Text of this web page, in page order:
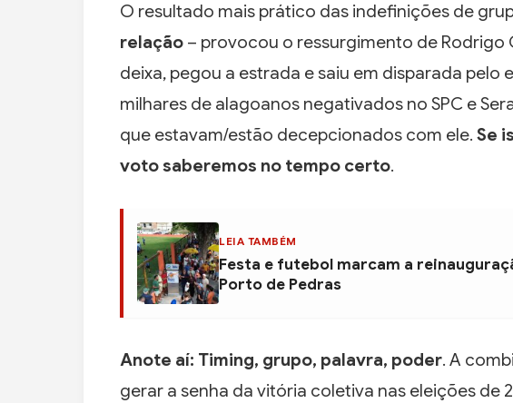
O resultado mais prático das indefinições de
relação – provocou o ressurgimento de Rodrigo
deixa, pegou a estrada e saiu em disparada pelo
milhares de alagoanos negativados no SPC e
que estavam/estão decepcionados com ele. Se
voto saberemos no tempo certo.
LEIA TAMBÉM
Festa e futebol marcam a
Porto de Pedras
Anote aí: Timing, grupo, palavra, poder. A
gerar a senha da vitória coletiva nas eleições de